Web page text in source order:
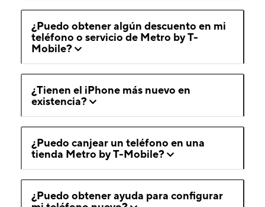
¿Puedo obtener algún descuento en mi
teléfono o servicio de Metro by T-
Mobile?
¿Tienen el iPhone más nuevo en
existencia?
¿Puedo canjear un teléfono en una
tienda Metro by T-Mobile?
¿Puedo obtener ayuda para configurar